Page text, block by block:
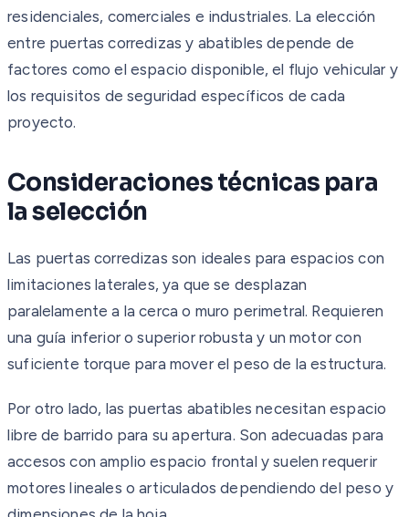
residenciales, comerciales e industriales. La elección
entre puertas corredizas y abatibles depende de
factores como el espacio disponible, el flujo vehicular y
los requisitos de seguridad específicos de cada
proyecto.
Consideraciones técnicas para
la selección
Las puertas corredizas son ideales para espacios con
limitaciones laterales, ya que se desplazan
paralelamente a la cerca o muro perimetral. Requieren
una guía inferior o superior robusta y un motor con
suficiente torque para mover el peso de la estructura.
Por otro lado, las puertas abatibles necesitan espacio
libre de barrido para su apertura. Son adecuadas para
accesos con amplio espacio frontal y suelen requerir
motores lineales o articulados dependiendo del peso y